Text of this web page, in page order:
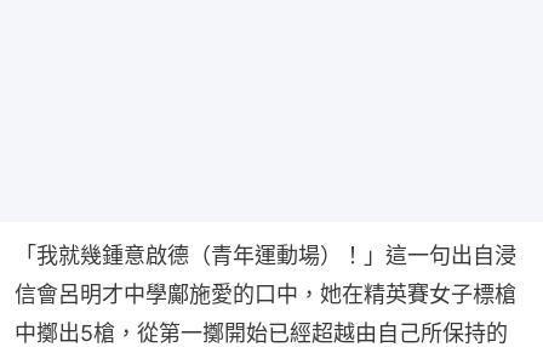
「我就幾鍾意啟德（青年運動場）！」這一句出自浸
信會呂明才中學鄺施愛的口中，她在精英賽女子標槍
中擲出5槍，從第一擲開始已經超越由自己所保持的